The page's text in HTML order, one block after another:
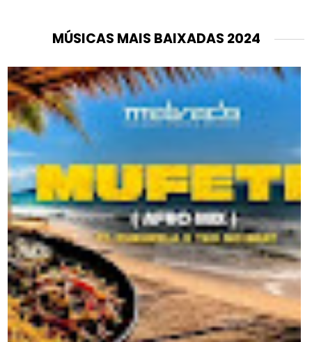
MÚSICAS MAIS BAIXADAS 2024